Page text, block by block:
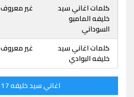
كلمات اغاني سيد
خليفه المامبو
السوداني
غير معروف
كلمات اغاني سيد
خليفه البوادي
غير معروف
اغاني سيد خليفه 17 اغنية